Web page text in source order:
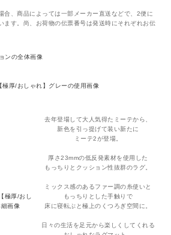
合、商品によっては一部メーカー直送などで、2便に
ます。尚、お荷物の伝票番号は発送時にそれぞれお伝
去年登場して大人気得たミーテから、
新色を引っ提げて装い新たに
ミーテ2が登場。
厚さ23mmの低反発素材を使用した
もっちりとクッション性抜群のラグ。
ミックス感のあるファー調の糸使いと
もっちりとした手触りで
床に寝転ぶと極上のくつろぎ空間に。
日々の生活を足元から楽しくしてくれる